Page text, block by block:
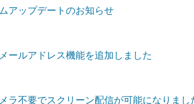
アップデートのお知らせ
ールアドレス機能を追加しました
ラ不要でスクリーン配信が可能になりまし